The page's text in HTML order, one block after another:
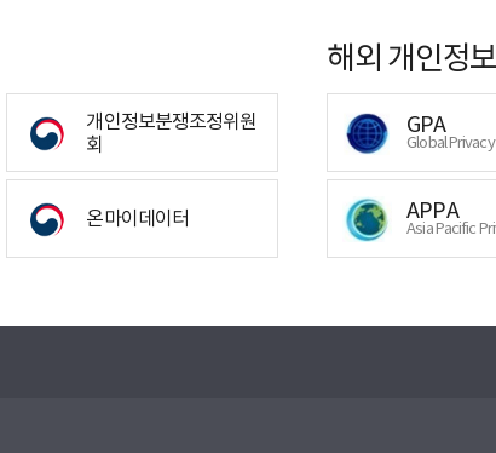
개인정보분쟁조정위원
회
온마이데이터
해외 개인정
GPA
Global
APPA
Asia Pacific